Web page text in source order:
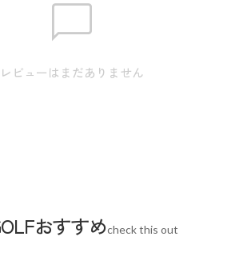
割:5分割 / 重量:3.5kg / クラブ収納数:14本 /
ームプレート素材:アクリル
本表示は実寸となります。
レビューはまだありません
おすすめcheck this out